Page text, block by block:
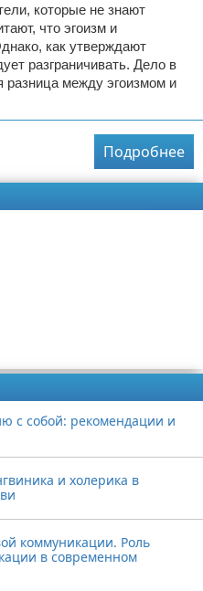
которые не знают
что эгоизм и
как утверждают
разграничивать. Дело в
разница между эгоизмом и
Подробнее
с собой: рекомендации и
и холерика в
коммуникации. Роль
в современном